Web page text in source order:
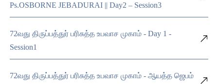
Ps.OSBORNE JEBADURAI || Day2 – Session3
72வது திருப்பத்துர் பரிசுத்த உபவாச முகாம் - Day 1 -
Session1
72வது திருப்பத்துர் பரிசுத்த உபவாச முகாம் - ஆயத்த ஜெபம்